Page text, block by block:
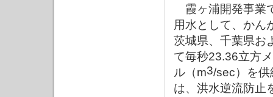
霞ヶ浦開発事業
用水として、かん
茨城県、千葉県お
て毎秒23.36立方
ル（m3/sec）を供
は、洪水逆流防止